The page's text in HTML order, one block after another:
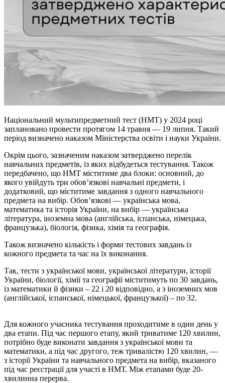
Національний мультипредметний тест (НМТ) у 2024 році
заплановано провести протягом 14 травня — 19 липня. Такий
період визначено наказом Міністерства освіти і науки України.
Окрім цього, зазначеним наказом затверджено перелік
навчальних предметів, із яких відбудеться тестування. Також
передбачено, що НМТ міститиме два блоки: основний, до
якого увійдуть три обов’язкові навчальні предмети, і
додатковий, що міститиме завдання з одного навчального
предмета на вибір. Обов’язкові — українська мова,
математика та історія України, на вибір — українська
література, іноземна мова (англійська, іспанська, німецька,
французька), біологія, фізика, хімія та географія.
Також визначено кількість і форми тестових завдань із
кожного предмета та час на їх виконання.
Так, тести з української мови, української літератури, історії
України, біології, хімії та географії міститимуть по 30 завдань,
із математики й фізики – 22 і 20 відповідно, а з іноземних мов
(англійської, іспанської, німецької, французької) – по 32.
Для кожного учасника тестування проходитиме в один день у
два етапи. Під час першого етапу, який триватиме 120 хвилин,
потрібно буде виконати завдання з української мови та
математики, а під час другого, теж тривалістю 120 хвилин, —
з історії України та навчального предмета на вибір, вказаного
під час реєстрації для участі в НМТ. Між етапами буде 20-
хвилинна перерва.